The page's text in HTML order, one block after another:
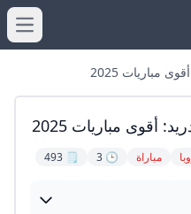
2025
مباريات 2025
مباراة 🕒 3
🗒️ 493